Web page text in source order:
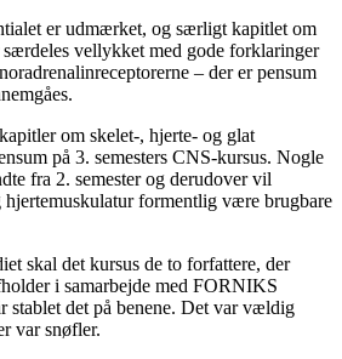
er udmærket, og særligt kapitlet om
særdeles vellykket med gode forklaringer
– der er pensum
om skelet-, hjerte- og glat
på 3. semesters CNS-kursus. Nogle
fra 2. semester og derudover vil
hjertemuskulatur formentlig være brugbare
skal det kursus de to forfattere, der
i samarbejde med FORNIKS
stablet det på benene. Det var vældig
var snøfler.